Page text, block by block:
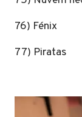
76) Fénix
77) Piratas